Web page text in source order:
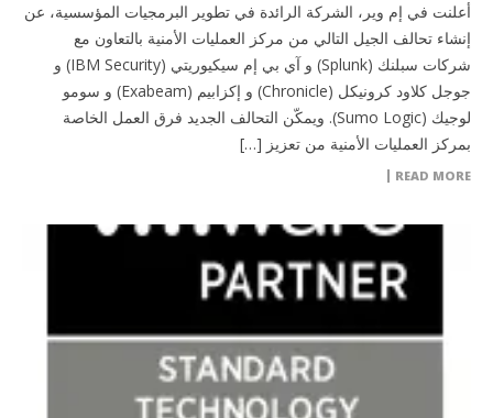
أعلنت في إم وير، الشركة الرائدة في تطوير البرمجيات المؤسسية، عن
إنشاء تحالف الجيل التالي من مركز العمليات الأمنية بالتعاون مع
شركات سبلنك (Splunk) و آي بي إم سيكيوريتي (IBM Security) و
جوجل كلاود كرونيكل (Chronicle) و إكزابيم (Exabeam) و سومو
لوجيك (Sumo Logic). ويمكّن التحالف الجديد فرق العمل الخاصة
بمركز العمليات الأمنية من تعزيز […]
READ MORE